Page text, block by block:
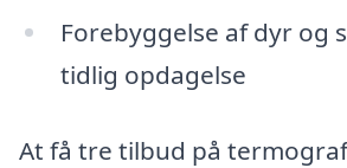
Forebyggelse af dyr og
tidlig opdagelse
At få tre tilbud på